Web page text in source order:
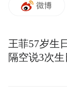
麦多明介绍
王菲57岁生
隔空说3次